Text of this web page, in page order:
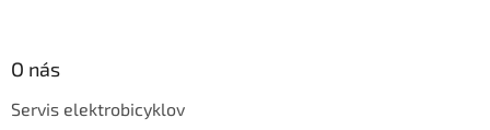
O nás
Servis elektrobicyklov